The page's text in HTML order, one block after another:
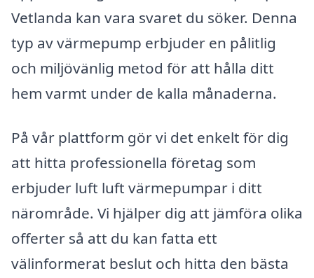
Vetlanda kan vara svaret du söker. Denna
typ av värmepump erbjuder en pålitlig
och miljövänlig metod för att hålla ditt
hem varmt under de kalla månaderna.
På vår plattform gör vi det enkelt för dig
att hitta professionella företag som
erbjuder luft luft värmepumpar i ditt
närområde. Vi hjälper dig att jämföra olika
offerter så att du kan fatta ett
välinformerat beslut och hitta den bästa